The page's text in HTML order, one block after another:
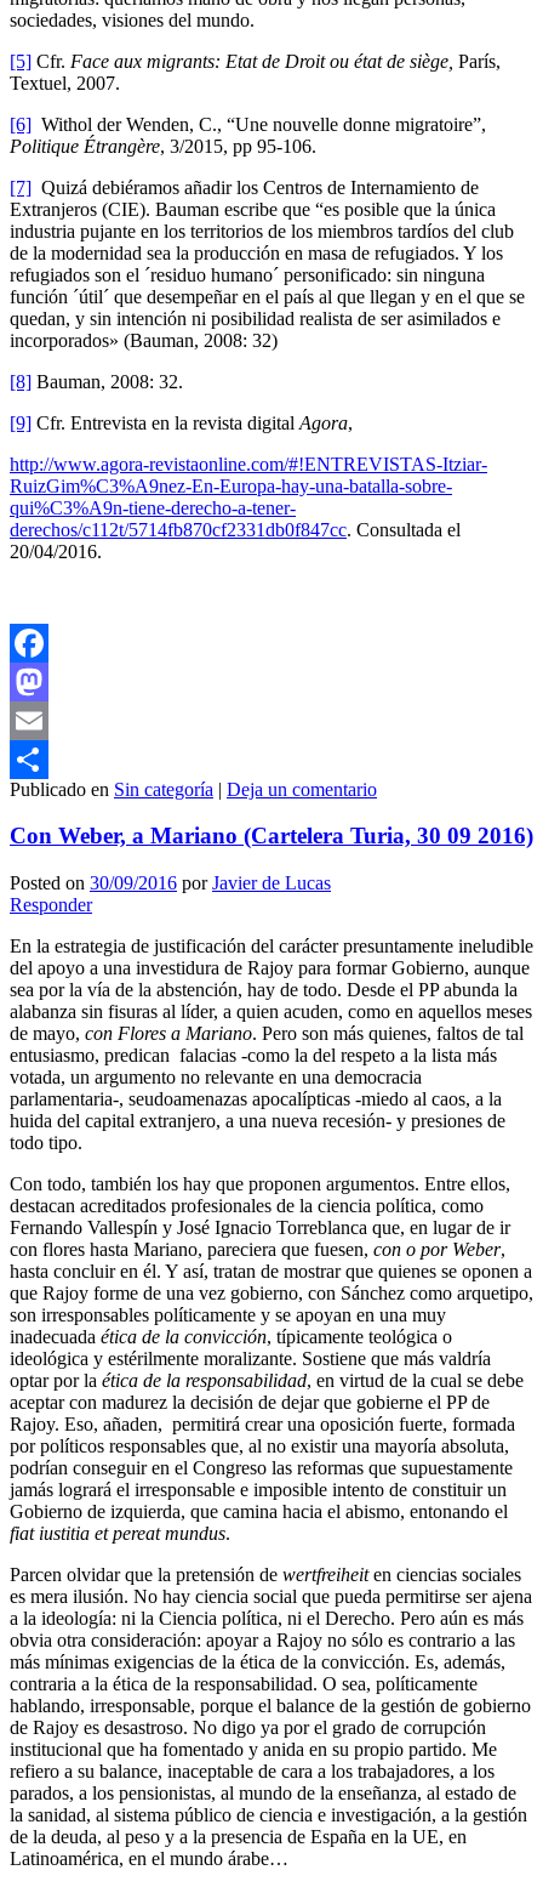
sociedades, visiones del mundo.
[5] Cfr. Face aux migrants: Etat de Droit ou état de siège, París,
Textuel, 2007.
[6] Withol der Wenden, C., “Une nouvelle donne migratoire”,
Politique Étrangère, 3/2015, pp 95-106.
[7] Quizá debiéramos añadir los Centros de Internamiento de
Extranjeros (CIE). Bauman escribe que “es posible que la única
industria pujante en los territorios de los miembros tardíos del club
de la modernidad sea la producción en masa de refugiados. Y los
refugiados son el ´residuo humano´ personificado: sin ninguna
función ´útil´ que desempeñar en el país al que llegan y en el que se
quedan, y sin intención ni posibilidad realista de ser asimilados e
incorporados» (Bauman, 2008: 32)
[8] Bauman, 2008: 32.
[9] Cfr. Entrevista en la revista digital Agora,
http://www.agora-revistaonline.com/#!ENTREVISTAS-Itziar-
RuizGim%C3%A9nez-En-Europa-hay-una-batalla-sobre-
qui%C3%A9n-tiene-derecho-a-tener-
derechos/c112t/5714fb870cf2331db0f847cc. Consultada el
20/04/2016.
Facebook
Mastodon
Email
Compartir
Publicado en Sin categoría | Deja un comentario
Con Weber, a Mariano (Cartelera Turia, 30 09 2016)
Posted on 30/09/2016 porJavier de Lucas
Responder
En la estrategia de justificación del carácter presuntamente ineludible
del apoyo a una investidura de Rajoy para formar Gobierno, aunque
sea por la vía de la abstención, hay de todo. Desde el PP abunda la
alabanza sin fisuras al líder, a quien acuden, como en aquellos meses
de mayo, con Flores a Mariano. Pero son más quienes, faltos de tal
entusiasmo, predican falacias -como la del respeto a la lista más
votada, un argumento no relevante en una democracia
parlamentaria-, seudoamenazas apocalípticas -miedo al caos, a la
huida del capital extranjero, a una nueva recesión- y presiones de
todo tipo.
Con todo, también los hay que proponen argumentos. Entre ellos,
destacan acreditados profesionales de la ciencia política, como
Fernando Vallespín y José Ignacio Torreblanca que, en lugar de ir
con flores hasta Mariano, pareciera que fuesen, con o por Weber,
hasta concluir en él. Y así, tratan de mostrar que quienes se oponen a
que Rajoy forme de una vez gobierno, con Sánchez como arquetipo,
son irresponsables políticamente y se apoyan en una muy
inadecuada ética de la convicción, típicamente teológica o
ideológica y estérilmente moralizante. Sostiene que más valdría
optar por la ética de la responsabilidad, en virtud de la cual se debe
aceptar con madurez la decisión de dejar que gobierne el PP de
Rajoy. Eso, añaden, permitirá crear una oposición fuerte, formada
por políticos responsables que, al no existir una mayoría absoluta,
podrían conseguir en el Congreso las reformas que supuestamente
jamás logrará el irresponsable e imposible intento de constituir un
Gobierno de izquierda, que camina hacia el abismo, entonando el
fiat iustitia et pereat mundus.
Parcen olvidar que la pretensión de wertfreiheiten ciencias sociales
es mera ilusión. No hay ciencia social que pueda permitirse ser ajena
a la ideología: ni la Ciencia política, ni el Derecho. Pero aún es más
obvia otra consideración: apoyar a Rajoy no sólo es contrario a las
más mínimas exigencias de la ética de la convicción. Es, además,
contraria a la ética de la responsabilidad. O sea, políticamente
hablando, irresponsable, porque el balance de la gestión de gobierno
de Rajoy es desastroso. No digo ya por el grado de corrupción
institucional que ha fomentado y anida en su propio partido. Me
refiero a su balance, inaceptable de cara a los trabajadores, a los
parados, a los pensionistas, al mundo de la enseñanza, al estado de
la sanidad, al sistema público de ciencia e investigación, a la gestión
de la deuda, al peso y a la presencia de España en la UE, en
Latinoamérica, en el mundo árabe…